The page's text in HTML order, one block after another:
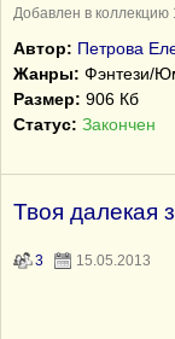
Добавлен в
Автор: Петрова
Жанры: Фэнтези/
Размер: 906 Кб
Статус: Закончен
Твоя далекая
3 15.05.2013